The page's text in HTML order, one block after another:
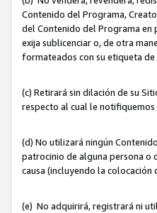
Contenido del Programa,
del Contenido del Programa en
exija sublicenciar o, de otra
formateados con su etiqueta
(c) Retirará sin dilación de su
respecto al cual le
(d) No utilizará ningún
patrocinio de alguna persona o
causa (incluyendo la
(e) No adquirirá, registrará ni